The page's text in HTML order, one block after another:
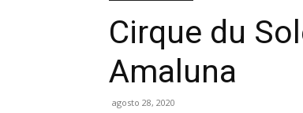
Cirque du
Amaluna
agosto 28, 2020